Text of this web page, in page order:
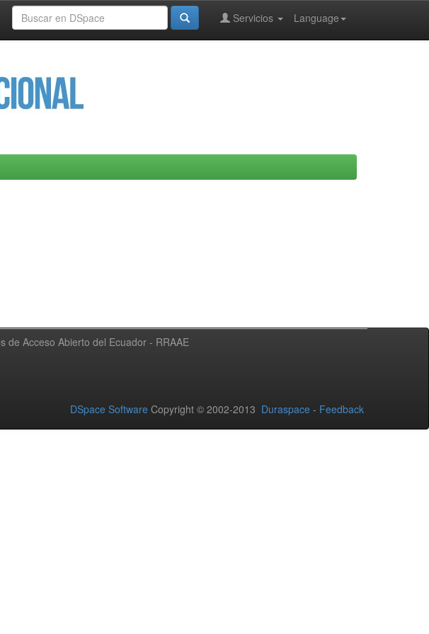
Language
Servicios
de Acceso Abierto del Ecuador - RRAAE
DSpace Software Copyright © 2002-2013 Duraspace - Feedback